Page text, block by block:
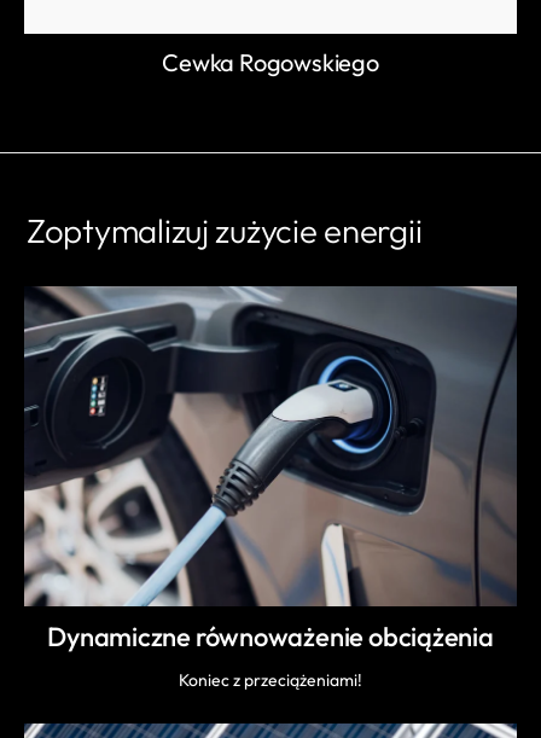
Cewka Rogowskiego
Zoptymalizuj zużycie energii
Dynamiczne równoważenie obciążenia
Koniec z przeciążeniami!